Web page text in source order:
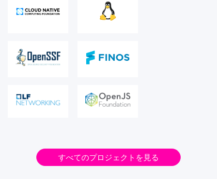
すべてのプロジェクトを見る